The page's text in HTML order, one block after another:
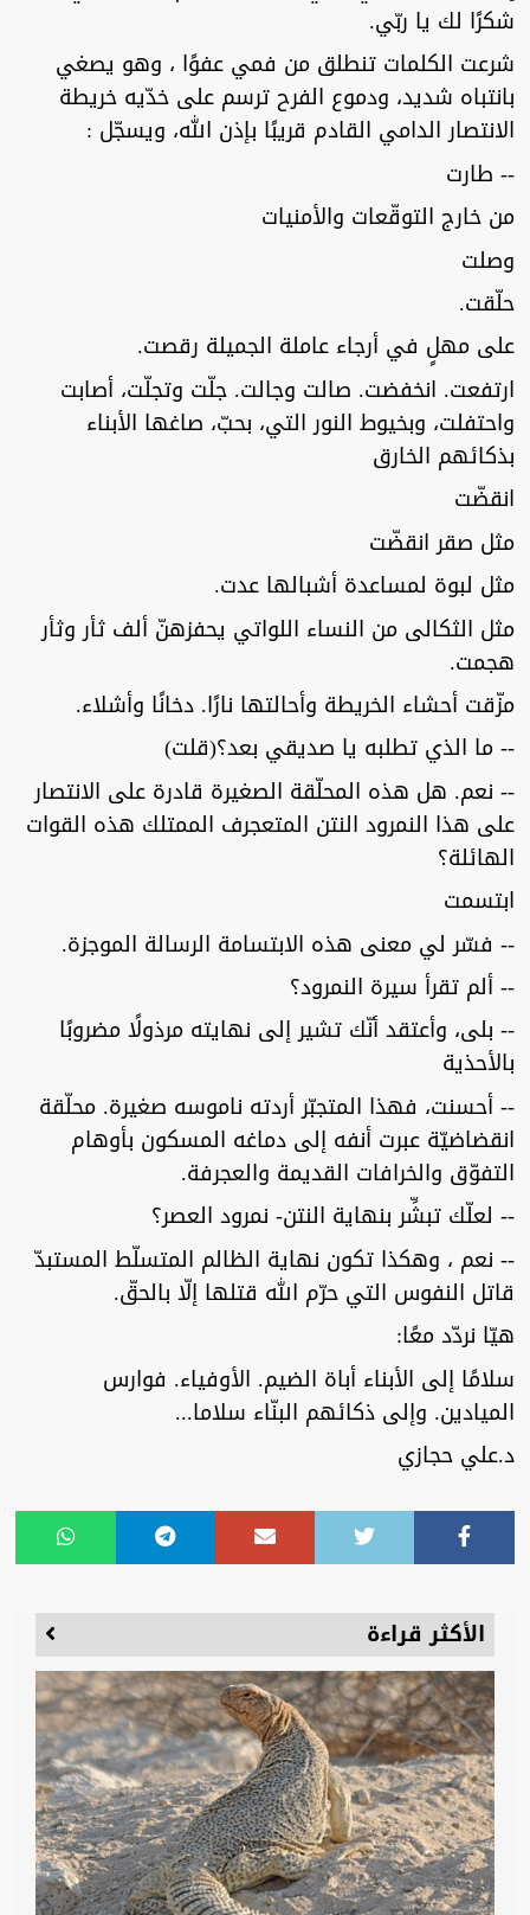
شكرًا لك يا ربّي.
شرعت الكلمات تنطلق من فمي عفوًا ، وهو يصغي
بانتباه شديد، ودموع الفرح ترسم على خدّيه خريطة
الانتصار الدامي القادم قريبًا بإذن الله، ويسجّل :
-- طارت
من خارج التوقّعات والأمنيات
وصلت
حلّقت.
على مهلٍ في أرجاء عاملة الجميلة رقصت.
ارتفعت. انخفضت. صالت وجالت. جلّت وتجلّت، أصابت
واحتفلت، وبخيوط النور التي، بحبّ، صاغها الأبناء
بذكائهم الخارق
انقضّت
مثل صقر انقضّت
مثل لبوة لمساعدة أشبالها عدت.
مثل الثكالى من النساء اللواتي يحفزهنّ ألف ثأر وثأر
هجمت.
مزّقت أحشاء الخريطة وأحالتها نارًا. دخانًا وأشلاء.
-- ما الذي تطلبه يا صديقي بعد؟(قلت)
-- نعم. هل هذه المحلّقة الصغيرة قادرة على الانتصار
على هذا النمرود النتن المتعجرف الممتلك هذه القوات
الهائلة؟
ابتسمت
-- فسّر لي معنى هذه الابتسامة الرسالة الموجزة.
-- ألم تقرأ سيرة النمرود؟
-- بلى، وأعتقد أنّك تشير إلى نهايته مرذولًا مضروبًا
بالأحذية
-- أحسنت، فهذا المتجبّر أردته ناموسه صغيرة. محلّقة
انقضاضيّة عبرت أنفه إلى دماغه المسكون بأوهام
التفوّق والخرافات القديمة والعجرفة.
-- لعلّك تبشِّر بنهاية النتن- نمرود العصر؟
-- نعم ، وهكذا تكون نهاية الظالم المتسلّط المستبدّ
قاتل النفوس التي حرّم الله قتلها إلّا بالحقّ.
هيّا نردّد معًا:
سلامًا إلى الأبناء أباة الضيم. الأوفياء. فوارس
الميادين. وإلى ذكائهم البنّاء سلاما...
د.علي حجازي
الأكثر قراءة